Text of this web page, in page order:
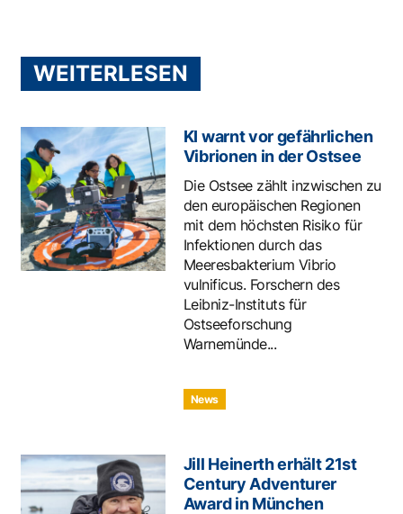
WEITERLESEN
KI warnt vor gefährlichen
Vibrionen in der Ostsee
Die Ostsee zählt inzwischen zu
den europäischen Regionen
mit dem höchsten Risiko für
Infektionen durch das
Meeresbakterium Vibrio
vulnificus. Forschern des
Leibniz-Instituts für
Ostseeforschung
Warnemünde...
News
Jill Heinerth erhält 21st
Century Adventurer
Award in München